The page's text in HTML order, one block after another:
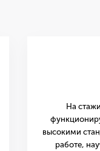
На
высокими
работе,